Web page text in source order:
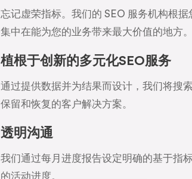
忘记虚荣指标。我们的 SEO 服务机构根
集中在能为您的业务带来最大价值的地方
植根于创新的多元化SEO服务
通过提供数据并为结果而设计，我们将搜
保留和恢复的客户解决方案。
透明沟通
我们通过每月进度报告设定明确的基于指
的活动进度。